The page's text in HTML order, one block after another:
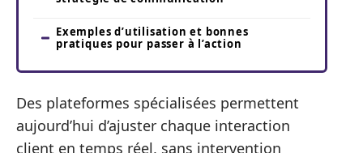
Exemples d’utilisation et bonnes
pratiques pour passer à l’action
Des plateformes spécialisées permettent
aujourd’hui d’ajuster chaque interaction
client en temps réel, sans intervention